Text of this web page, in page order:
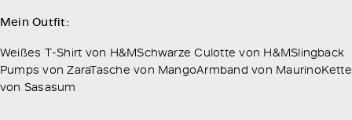
Mein Outfit:
Weißes T-Shirt von H&MSchwarze Culotte von H&MSlingback
Pumps von ZaraTasche von MangoArmband von MaurinoKette
von Sasasum